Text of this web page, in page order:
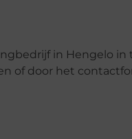
in Hengelo in
of door het